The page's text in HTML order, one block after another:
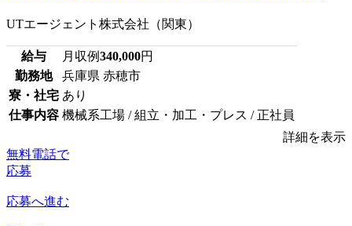
UTエージェント株式会社（関東）
給与 月収例340,000円
勤務地
兵庫県 赤穂市
寮・社宅 あり
仕事内容 機械系工場 / 組立・加工・プレス / 正社員
詳細を表示
無料電話で
応募
応募へ進む